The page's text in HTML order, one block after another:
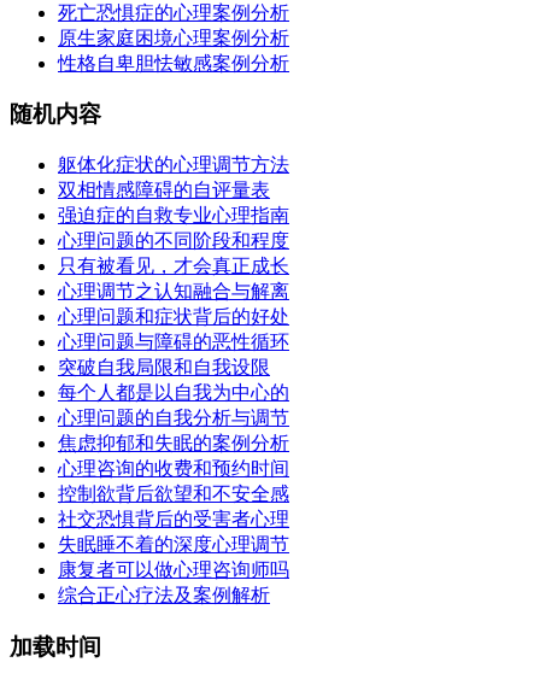
死亡恐惧症的心理案例分析
原生家庭困境心理案例分析
性格自卑胆怯敏感案例分析
随机内容
躯体化症状的心理调节方法
双相情感障碍的自评量表
强迫症的自救专业心理指南
心理问题的不同阶段和程度
只有被看见，才会真正成长
心理调节之认知融合与解离
心理问题和症状背后的好处
心理问题与障碍的恶性循环
突破自我局限和自我设限
每个人都是以自我为中心的
心理问题的自我分析与调节
焦虑抑郁和失眠的案例分析
心理咨询的收费和预约时间
控制欲背后欲望和不安全感
社交恐惧背后的受害者心理
失眠睡不着的深度心理调节
康复者可以做心理咨询师吗
综合正心疗法及案例解析
加载时间